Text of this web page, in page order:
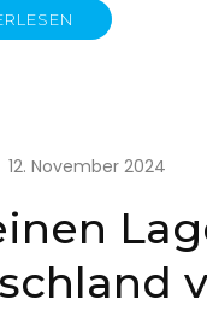
12. November 2024